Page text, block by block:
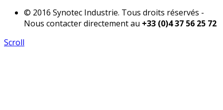
© 2016 Synotec Industrie. Tous droits réservés -
Nous contacter directement au +33 (0)4 37 56 25 72
Scroll